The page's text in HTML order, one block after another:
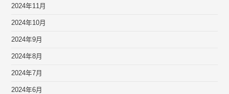
2024年11月
2024年10月
2024年9月
2024年8月
2024年7月
2024年6月